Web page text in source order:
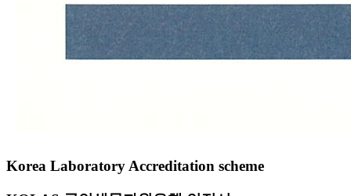
Korea Laboratory Accreditation scheme